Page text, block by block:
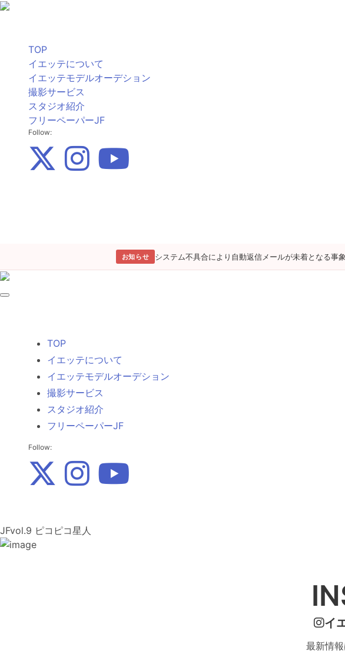
TOP
イエッテについて
イエッテモデルオーデション
撮影サービス
スタジオ紹介
フリーペーパーJF
Follow:
お知らせ システム不具合により自動返信メールが未着となる事
TOP
イエッテについて
イエッテモデルオーデション
撮影サービス
スタジオ紹介
フリーペーパーJF
Follow:
JFvol.9 ピコピコ星人
イ
最新情